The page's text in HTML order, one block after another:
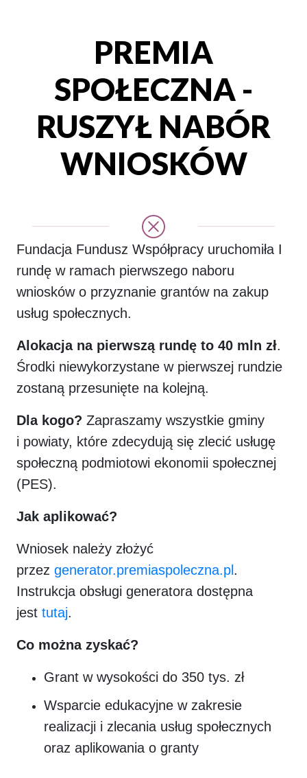
PREMIA
SPOŁECZNA -
RUSZYŁ NABÓR
WNIOSKÓW
Fundacja Fundusz Współpracy uruchomiła I
rundę w ramach pierwszego naboru
wniosków o przyznanie grantów na zakup
usług społecznych.
Alokacja na pierwszą rundę to 40 mln zł.
Środki niewykorzystane w pierwszej rundzie
zostaną przesunięte na kolejną.
Dla kogo? Zapraszamy wszystkie gminy
i powiaty, które zdecydują się zlecić usługę
społeczną podmiotowi ekonomii społecznej
(PES).
Jak aplikować?
Wniosek należy złożyć
przez generator.premiaspoleczna.pl .
Instrukcja obsługi generatora dostępna
jest tutaj.
Co można zyskać?
Grant w wysokości do 350 tys. zł
Wsparcie edukacyjne w zakresie
realizacji i zlecania usług społecznych
oraz aplikowania o granty